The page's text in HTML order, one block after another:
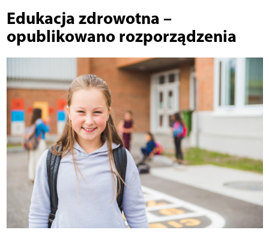
Edukacja zdrowotna –
opublikowano rozporządzenia